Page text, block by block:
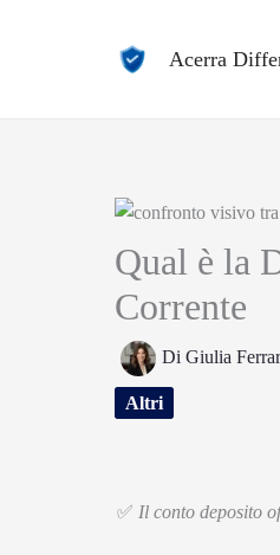
Acerra
Qual è la
Corrente
Di Giulia
Altri
✅ Il conto deposito